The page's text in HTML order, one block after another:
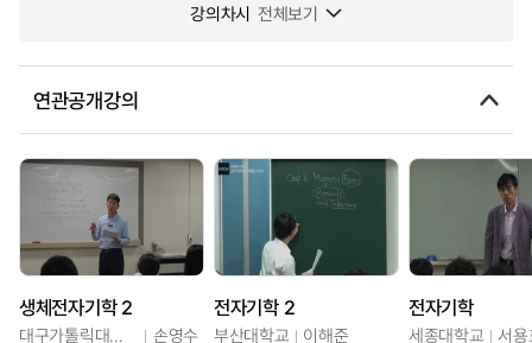
강의차시 전체보기
연관공개강의
생체전자기학 2
대구가톨릭대학교 손영수
전자기학 2
부산대학교 이해준
전자기학
세종대학교 서